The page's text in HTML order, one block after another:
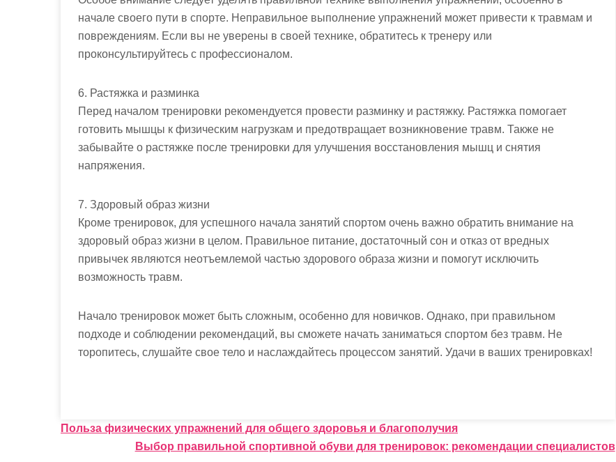
начале своего пути в спорте. Неправильное выполнение упражнений может привести к травмам и
повреждениям. Если вы не уверены в своей технике, обратитесь к тренеру или
проконсультируйтесь с профессионалом.
6. Растяжка и разминка
Перед началом тренировки рекомендуется провести разминку и растяжку. Растяжка помогает
готовить мышцы к физическим нагрузкам и предотвращает возникновение травм. Также не
забывайте о растяжке после тренировки для улучшения восстановления мышц и снятия
напряжения.
7. Здоровый образ жизни
Кроме тренировок, для успешного начала занятий спортом очень важно обратить внимание на
здоровый образ жизни в целом. Правильное питание, достаточный сон и отказ от вредных
привычек являются неотъемлемой частью здорового образа жизни и помогут исключить
возможность травм.
Начало тренировок может быть сложным, особенно для новичков. Однако, при правильном
подходе и соблюдении рекомендаций, вы сможете начать заниматься спортом без травм. Не
торопитесь, слушайте свое тело и наслаждайтесь процессом занятий. Удачи в ваших тренировках!
Н
Польза физических упражнений для общего здоровья и благополучия
Выбор правильной спортивной обуви для тренировок: рекомендации специалистов